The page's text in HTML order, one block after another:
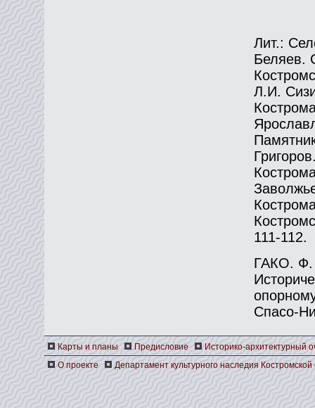
Лит.:
Беляев.
Л.И.
111-112.
ГАКО. Ф.
Спасо-
Карты и планы Предисловие
Историко-архитектурный
О проекте
Департамент культурного наследия Костромской